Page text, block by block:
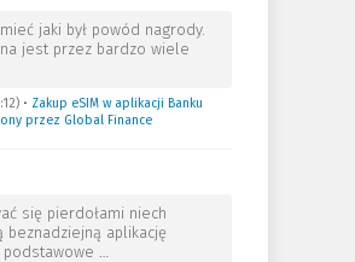
jaki był powód nagrody.
jest przez bardzo wiele
• Zakup eSIM w aplikacji Banku
przez Global Finance
się pierdołami niech
beznadziejną aplikację
podstawowe …